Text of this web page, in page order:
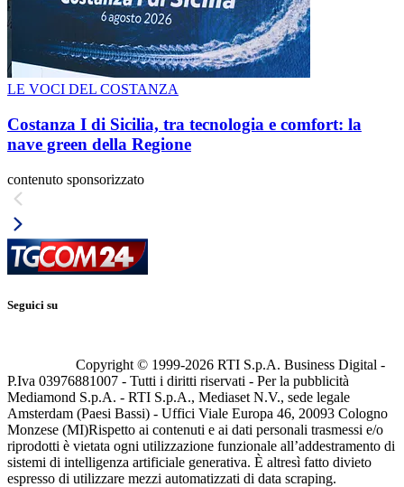
LE VOCI DEL COSTANZA
Costanza I di Sicilia, tra tecnologia e comfort: la
nave green della Regione
contenuto sponsorizzato
Seguici su
Copyright © 1999-2026 RTI S.p.A. Business Digital -
P.Iva 03976881007 - Tutti i diritti riservati - Per la pubblicità
Mediamond S.p.A. - RTI S.p.A., Mediaset N.V., sede legale
Amsterdam (Paesi Bassi) - Uffici Viale Europa 46, 20093 Cologno
Monzese (MI)Rispetto ai contenuti e ai dati personali trasmessi e/o
riprodotti è vietata ogni utilizzazione funzionale all’addestramento di
sistemi di intelligenza artificiale generativa. È altresì fatto divieto
espresso di utilizzare mezzi automatizzati di data scraping.